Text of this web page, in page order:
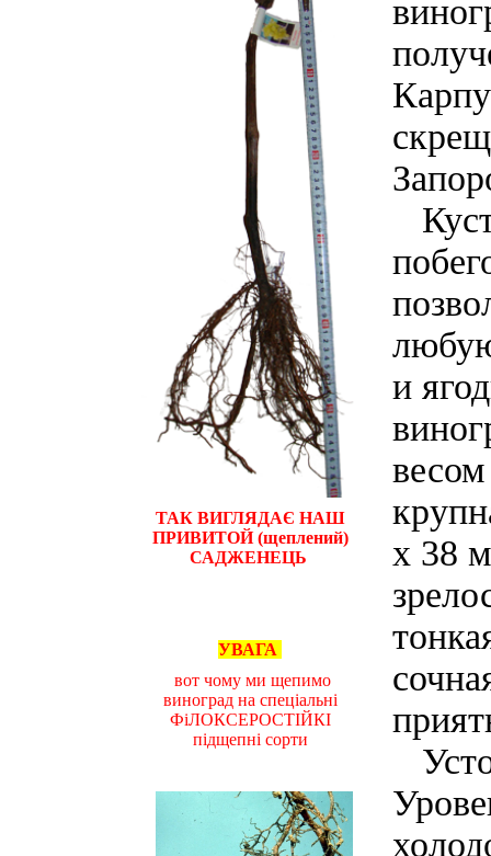
ТАК ВИГЛЯДАЄ НАШ
ПРИВИТОЙ (щеплений)
САДЖЕНЕЦЬ
УВАГА
вот чому ми щепимо
виноград на спеціальні
ФіЛОКСЕРОСТІЙКІ
підщепні сорти
и
х 38